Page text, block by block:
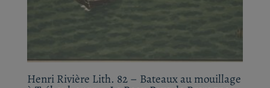
mouillage à Tréboul, 1902 – Le Beau Pays de